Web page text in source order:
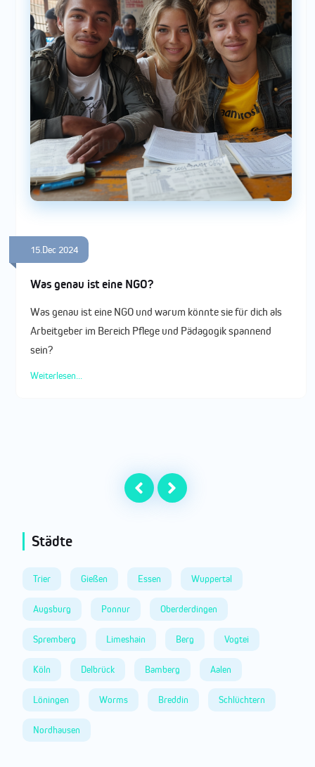
15.Dec 2024
Was genau ist eine NGO?
Was genau ist eine NGO und warum könnte sie für dich als
Arbeitgeber im Bereich Pflege und Pädagogik spannend
sein?
Weiterlesen...
Städte
Trier Gießen Essen Wuppertal
Augsburg Ponnur Oberderdingen
Spremberg Limeshain Berg Vogtei
Köln Delbrück Bamberg Aalen
Löningen Worms Breddin Schlüchtern
Nordhausen